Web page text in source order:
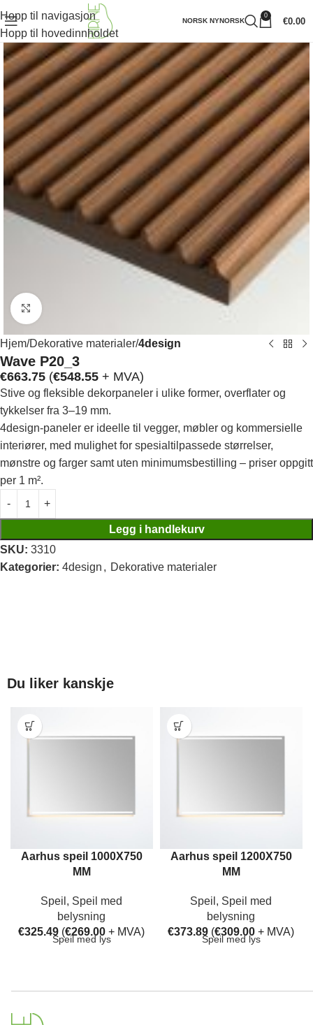
Hopp til navigasjon
Hopp til hovedinnholdet
NORSK NYNORSK
0
€0.00
Klikk for å forstørre
Hjem Dekorative materialer 4design
Wave P20_3
€663.75 (€548.55 + MVA)
Stive og fleksible dekorpaneler i ulike former, overflater og
tykkelser fra 3–19 mm.
4design-paneler er ideelle til vegger, møbler og kommersielle
interiører, med mulighet for spesialtilpassede størrelser,
mønstre og farger samt uten minimumsbestilling – priser oppgitt
per 1 m².
Legg i handlekurv
SKU: 3310
Kategorier: 4design , Dekorative materialer
Du liker kanskje
Aarhus speil 1000X750
MM
Speil , Speil med
belysning
€325.49 (€269.00 + MVA)
Speil med lys
Aarhus speil 1200X750
MM
Speil , Speil med
belysning
€373.89 (€309.00 + MVA)
Speil med lys